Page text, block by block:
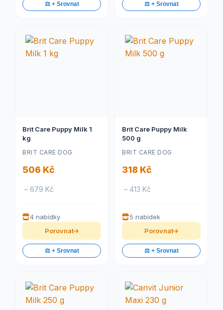
⚖️ + Srovnat ⚖️ + Srovnat
Brit Care Puppy Milk 1
kg
BRIT CARE DOG
506 Kč
– 679 Kč
4 nabídky
Porovnat
⚖️ + Srovnat
Brit Care Puppy Milk
500 g
BRIT CARE DOG
318 Kč
– 413 Kč
5 nabídek
Porovnat
⚖️ + Srovnat